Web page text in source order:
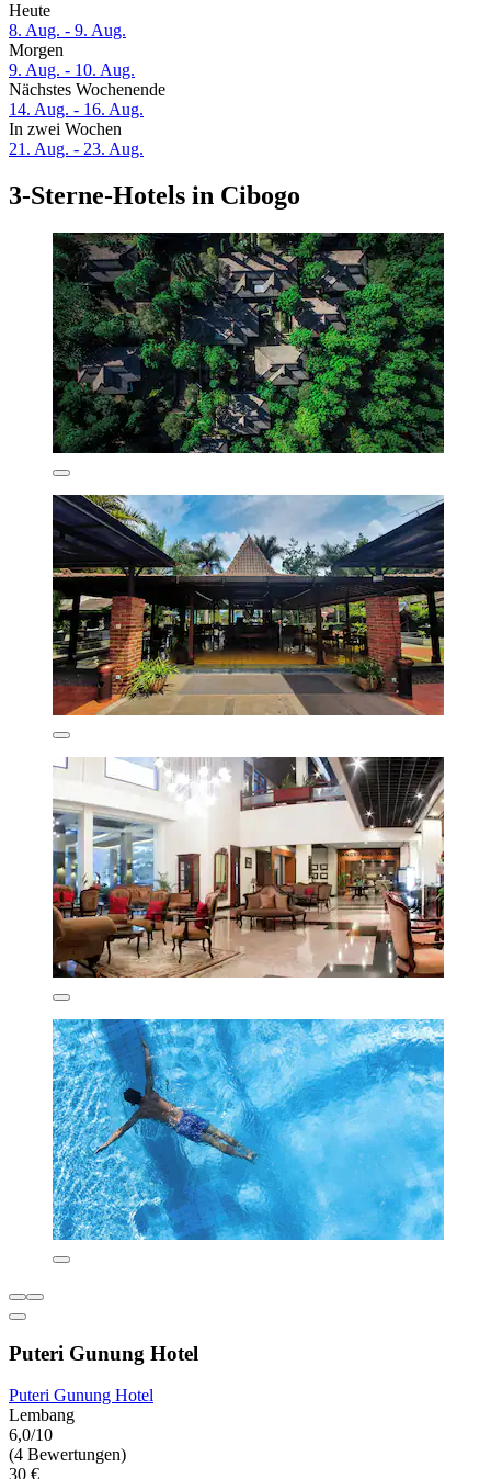
Heute
8. Aug. - 9. Aug.
Morgen
9. Aug. - 10. Aug.
Nächstes Wochenende
14. Aug. - 16. Aug.
In zwei Wochen
21. Aug. - 23. Aug.
3-Sterne-Hotels in Cibogo
Puteri Gunung Hotel
Puteri Gunung Hotel
Lembang
6,0/10
(4 Bewertungen)
30 €